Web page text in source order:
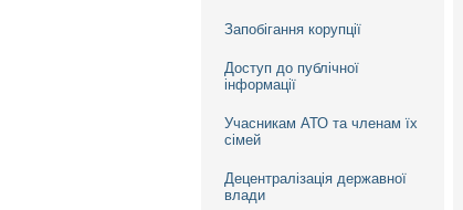
Запобігання корупції
Доступ до публічної
інформації
Учасникам АТО та членам їх
сімей
Децентралізація державної
влади